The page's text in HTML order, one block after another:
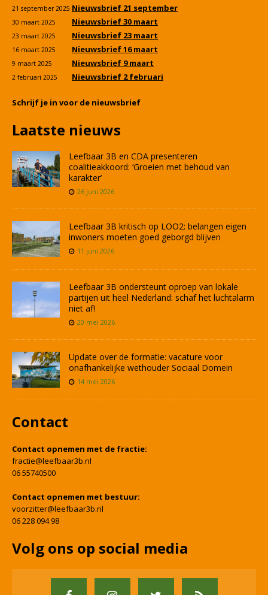
21 september 2025 Nieuwsbrief 21 september
30 maart 2025 Nieuwsbrief 30 maart
23 maart 2025 Nieuwsbrief 23 maart
16 maart 2025 Nieuwsbrief 16 maart
9 maart 2025 Nieuwsbrief 9 maart
2 februari 2025 Nieuwsbrief 2 februari
Schrijf je in voor de nieuwsbrief
Laatste nieuws
Leefbaar 3B en CDA presenteren
coalitieakkoord: ‘Groeien met behoud van
karakter’
26 juni 2026
Leefbaar 3B kritisch op LOO2: belangen eigen
inwoners moeten goed geborgd blijven
11 juni 2026
Leefbaar 3B ondersteunt oproep van lokale
partijen uit heel Nederland: schaf het luchtalarm
niet af!
20 mei 2026
Update over de formatie: vacature voor
onafhankelijke wethouder Sociaal Domein
14 mei 2026
Contact
Contact opnemen met de fractie:
fractie@leefbaar3b.nl
06 55740500
Contact opnemen met bestuur:
voorzitter@leefbaar3b.nl
06 228 094 98
Volg ons op social media